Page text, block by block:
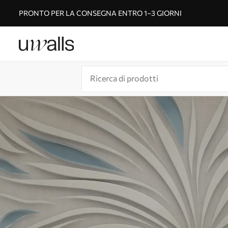
PRONTO PER LA CONSEGNA ENTRO 1–3 GIORNI